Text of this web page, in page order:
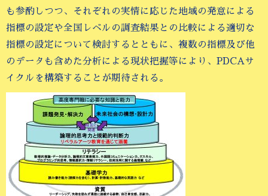
も参酌しつつ、それぞれの実情に応じた地域の発意による
指標の設定や全国レベルの調査結果との比較による適切な
指標の設定について検討するとともに、複数の指標及び他
のデータも含めた分析による現状把握等により、PDCAサ
イクルを構築することが期待される。